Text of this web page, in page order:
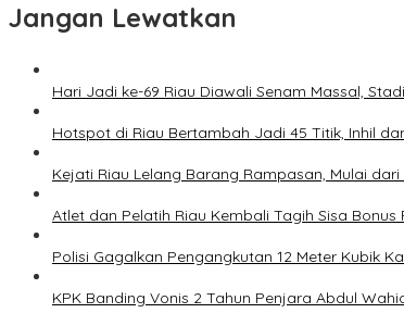
Jangan Lewatkan
Hari Jadi ke-69 Riau Diawali Senam Massal,
Hotspot di Riau Bertambah Jadi 45 Titik, Inhil
Kejati Riau Lelang Barang Rampasan, Mulai
Atlet dan Pelatih Riau Kembali Tagih Sisa
Polisi Gagalkan Pengangkutan 12 Meter Kubik
KPK Banding Vonis 2 Tahun Penjara Abdul